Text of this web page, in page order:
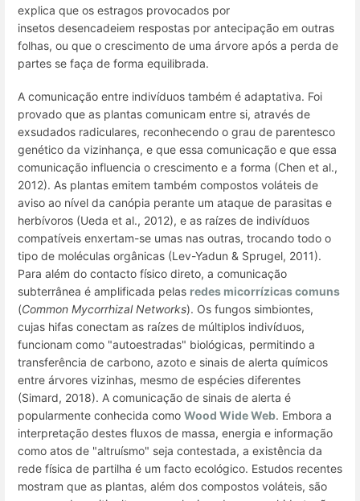
explica que os estragos provocados por
insetos desencadeiem respostas por antecipação em outras
folhas, ou que o crescimento de uma árvore após a perda de
partes se faça de forma equilibrada.
A comunicação entre indivíduos também é adaptativa. Foi
provado que as plantas comunicam entre si, através de
exsudados radiculares, reconhecendo o grau de parentesco
genético da vizinhança, e que essa comunicação e que essa
comunicação influencia o crescimento e a forma (Chen et al.,
2012). As plantas emitem também compostos voláteis de
aviso ao nível da canópia perante um ataque de parasitas e
herbívoros (Ueda et al., 2012), e as raízes de indivíduos
compatíveis enxertam-se umas nas outras, trocando todo o
tipo de moléculas orgânicas (Lev-Yadun & Sprugel, 2011).
Para além do contacto físico direto, a comunicação
subterrânea é amplificada pelas redes micorrízicas comuns
(Common Mycorrhizal Networks). Os fungos simbiontes,
cujas hifas conectam as raízes de múltiplos indivíduos,
funcionam como "autoestradas" biológicas, permitindo a
transferência de carbono, azoto e sinais de alerta químicos
entre árvores vizinhas, mesmo de espécies diferentes
(Simard, 2018). A comunicação de sinais de alerta é
popularmente conhecida como Wood Wide Web. Embora a
interpretação destes fluxos de massa, energia e informação
como atos de "altruísmo" seja contestada, a existência da
rede física de partilha é um facto ecológico. Estudos recentes
mostram que as plantas, além dos compostos voláteis, são